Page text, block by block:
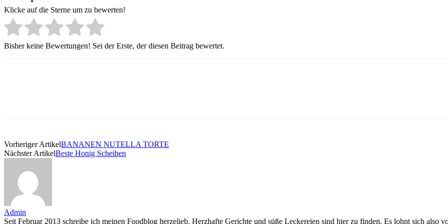
Klicke auf die Sterne um zu bewerten!
Bisher keine Bewertungen! Sei der Erste, der diesen Beitrag bewertet.
Vorheriger ArtikelBANANEN NUTELLA TORTE
Nächster ArtikelBeste Honig Scheiben
Admin
Seit Februar 2013 schreibe ich meinen Foodblog herzelieb. Herzhafte Gerichte und süße Leckereien sind hier zu finden. Es lohnt sich also